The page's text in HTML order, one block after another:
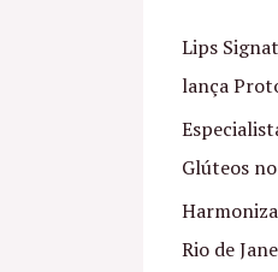
s
a
r
p
o
r
Lips
lança
Glúteos no
Rio de